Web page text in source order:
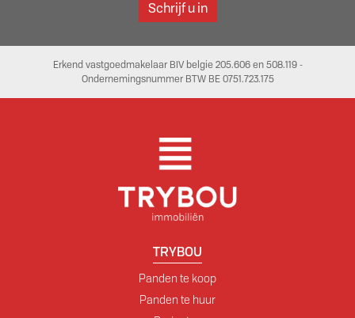
Schrijf u in
Erkend vastgoedmakelaar BIV belgie 205.606 en 508.119 -
Ondernemingsnummer BTW BE 0751.723.175
TRYBOU
Panden te koop
Panden te huur